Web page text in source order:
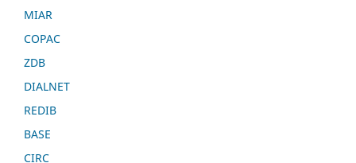
MIAR
COPAC
ZDB
DIALNET
REDIB
BASE
CIRC